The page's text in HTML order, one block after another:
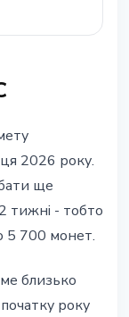
2026 року.
ще
тижні - тобто
5 700 монет.
близько
року